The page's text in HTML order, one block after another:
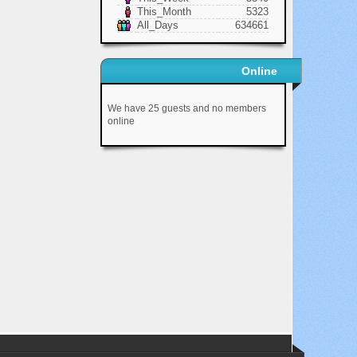
This_Month
5323
All_Days
634661
Online
We have 25 guests and no members
online